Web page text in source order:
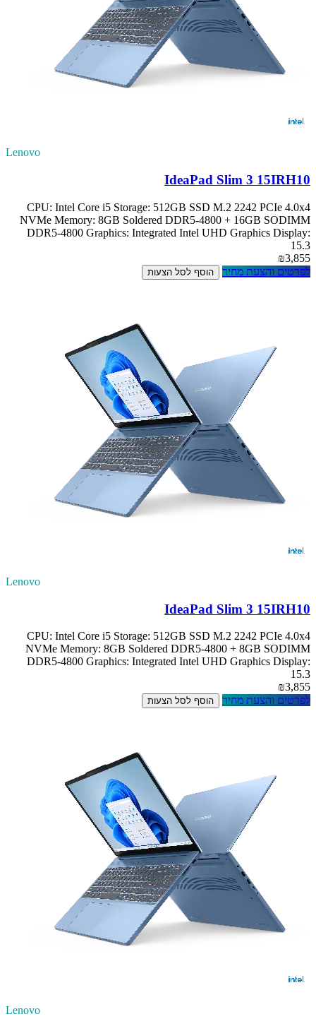
Lenovo
IdeaPad Slim 3 15IRH10
CPU: Intel Core i5 Storage: 512GB SSD M.2 2242 PCIe 4.0x4
NVMe Memory: 8GB Soldered DDR5-4800 + 16GB SODIMM
DDR5-4800 Graphics: Integrated Intel UHD Graphics Display:
15.3
₪3,855
לפרטים והצעת מחיר
הוסף לסל הצעות
Lenovo
IdeaPad Slim 3 15IRH10
CPU: Intel Core i5 Storage: 512GB SSD M.2 2242 PCIe 4.0x4
NVMe Memory: 8GB Soldered DDR5-4800 + 8GB SODIMM
DDR5-4800 Graphics: Integrated Intel UHD Graphics Display:
15.3
₪3,855
לפרטים והצעת מחיר
הוסף לסל הצעות
Lenovo